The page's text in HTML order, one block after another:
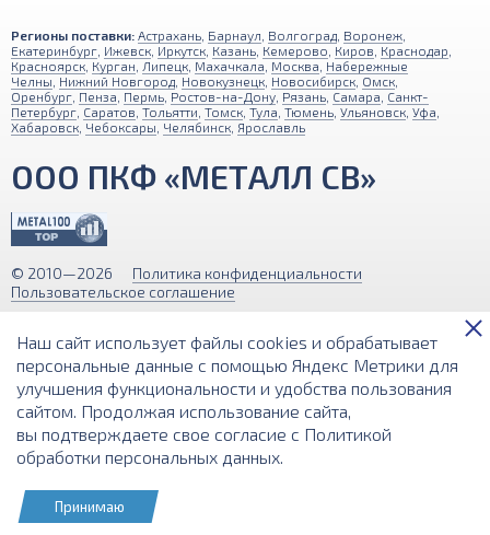
КОРЗИНА
Регионы поставки: Астрахань Барнаул Волгоград Воронеж
Екатеринбург Ижевск Иркутск Казань Кемерово Киров Краснодар
Красноярск Курган Липецк Махачкала Москва Набережные
Челны Нижний Новгород Новокузнецк Новосибирск Омск
Оренбург Пенза Пермь Ростов-на-Дону Рязань Самара Санкт-
Петербург Саратов Тольятти Томск Тула Тюмень Ульяновск Уфа
Хабаровск Чебоксары Челябинск Ярославль
ООО ПКФ «МЕТАЛЛ СВ»
© 2010—2026
Политика конфиденциальности
Пользовательское соглашение
на этом интернет-сайте носит исключительно информационный
характер и ни при каких условиях не является публичной офертой,
определяемой положениями Статьи 437 (2) Гражданского кодекса РФ.
Разработка и поддержка сайта
Наш сайт использует файлы cookies и обрабатывает
персональные данные с помощью Яндекс Метрики для
улучшения функциональности и удобства пользования
сайтом. Продолжая использование сайта,
вы подтверждаете свое согласие с Политикой
обработки персональных данных.
Принимаю